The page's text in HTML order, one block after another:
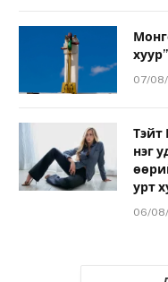
хуур”
07/
Тэйт
нэг
урт
06/